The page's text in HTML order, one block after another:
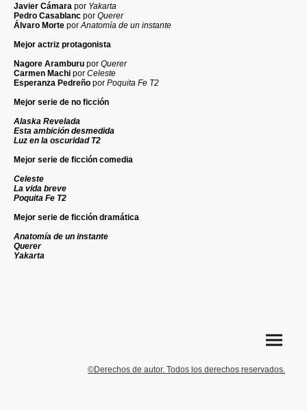
Javier Cámara por Yakarta
Pedro Casablanc por Querer
Álvaro Morte por Anatomía de un instante
Mejor actriz protagonista
Nagore Aramburu por Querer
Carmen Machi por Celeste
Esperanza Pedreño por Poquita Fe T2
Mejor serie de no ficción
Alaska Revelada
Esta ambición desmedida
Luz en la oscuridad T2
Mejor serie de ficción comedia
Celeste
La vida breve
Poquita Fe T2
Mejor serie de ficción dramática
Anatomía de un instante
Querer
Yakarta
©Derechos de autor. Todos los derechos reservados.